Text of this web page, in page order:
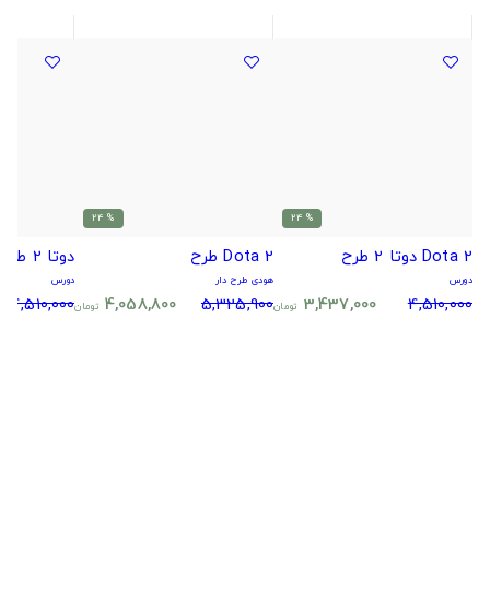
% 24
Dota 2 دوتا 2 طرح
دورس
4,510,000
3,437,000 تومان
% 24
Dota 2 طرح
هودی طرح دار
5,325,900
4,058,800 تومان
دوتا 2 طرح هیروی
دورس
4,510,000